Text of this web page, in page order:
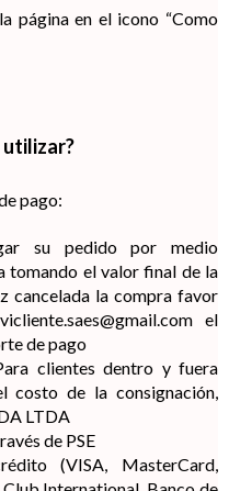
página en el icono “Como
utilizar?
pago:
su pedido por medio
tomando el valor final de la
cancelada la compra favor
el
de pago
clientes dentro y fuera
costo de la consignación,
LTDA
de PSE
(VISA, MasterCard,